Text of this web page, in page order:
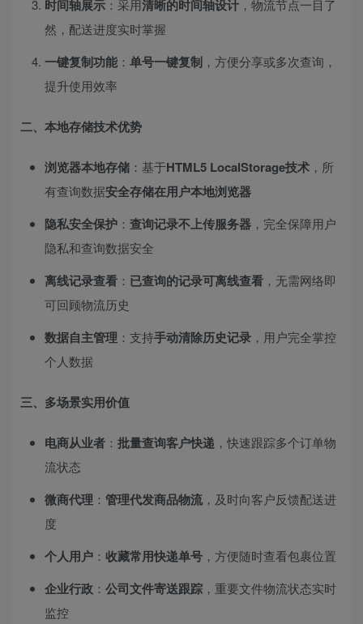
时间轴展示 ：采用清晰的时间轴设计 ，物流节点一目了
然，配送进度实时掌握
一键复制功能 ： 单号一键复制 ，方便分享或多次查询，
提升使用效率
二、本地存储技术优势
浏览器本地存储 ：基于HTML5 LocalStorage技术 ，所
有查询数据安全存储在用户本地浏览器
隐私安全保护 ： 查询记录不上传服务器 ，完全保障用户
隐私和查询数据安全
离线记录查看 ： 已查询的记录可离线查看 ，无需网络即
可回顾物流历史
数据自主管理 ：支持手动清除历史记录 ，用户完全掌控
个人数据
三、多场景实用价值
电商从业者 ： 批量查询客户快递 ，快速跟踪多个订单物
流状态
微商代理 ： 管理代发商品物流，及时向客户反馈配送进
度
个人用户 ： 收藏常用快递单号 ，方便随时查看包裹位置
企业行政 ： 公司文件寄送跟踪 ，重要文件物流状态实时
监控